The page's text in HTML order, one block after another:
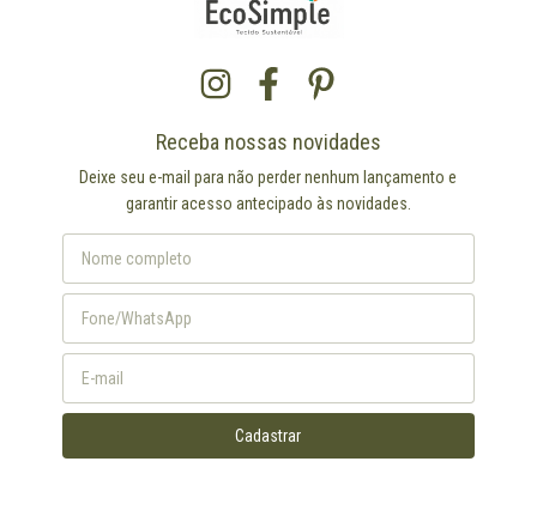
Receba nossas novidades
Deixe seu e-mail para não perder nenhum lançamento e
garantir acesso antecipado às novidades.